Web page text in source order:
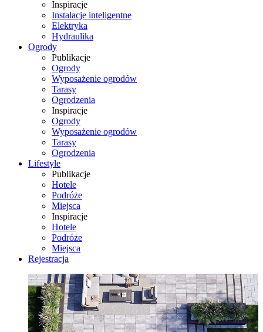
Inspiracje
Instalacje inteligentne
Elektryka
Hydraulika
Ogrody
Publikacje
Ogrody
Wyposażenie ogrodów
Tarasy
Ogrodzenia
Inspiracje
Ogrody
Wyposażenie ogrodów
Tarasy
Ogrodzenia
Lifestyle
Publikacje
Hotele
Podróże
Miejsca
Inspiracje
Hotele
Podróże
Miejsca
Rejestracja